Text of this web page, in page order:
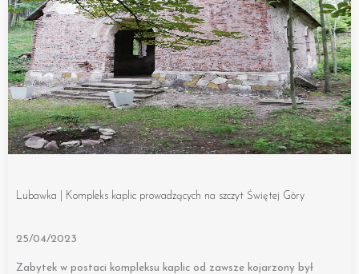
Lubawka | Kompleks kaplic prowadzących na szczyt Świętej Góry
25/04/2023
Zabytek w postaci kompleksu kaplic od zawsze kojarzony był